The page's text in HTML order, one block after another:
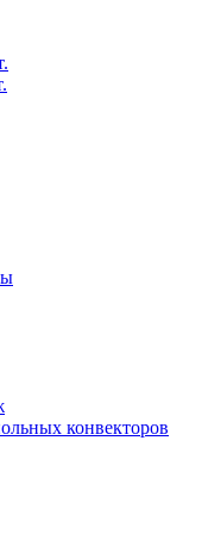
конвекторов